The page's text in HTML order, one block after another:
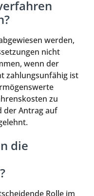
werden,
nicht
wenn der
zahlungsunfähig ist
zu
der Antrag auf
die
Rolle im